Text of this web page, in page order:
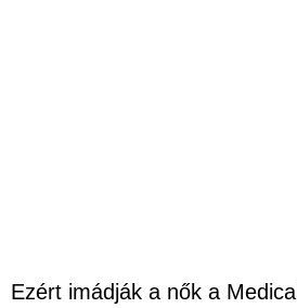
Ezért imádják a nők a